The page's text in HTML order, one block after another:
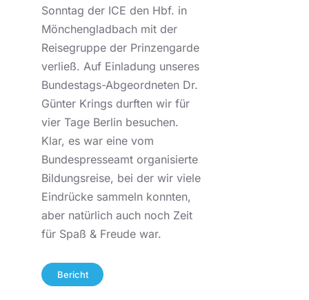
Sonntag der ICE den Hbf. in
Mönchengladbach mit der
Reisegruppe der Prinzengarde
verließ. Auf Einladung unseres
Bundestags-Abgeordneten Dr.
Günter Krings durften wir für
vier Tage Berlin besuchen.
Klar, es war eine vom
Bundespresseamt organisierte
Bildungsreise, bei der wir viele
Eindrücke sammeln konnten,
aber natürlich auch noch Zeit
für Spaß & Freude war.
Bericht